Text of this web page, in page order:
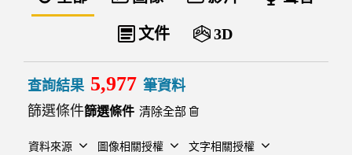
文件 3D
查詢結果 5,977 筆資料
篩選條件
清除全部
資料來源 圖像相關授權 文字相關授權